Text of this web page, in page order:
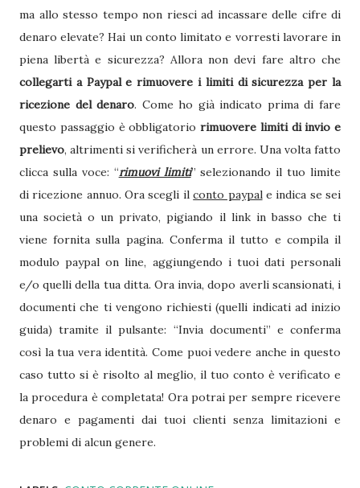
ma allo stesso tempo non riesci ad incassare delle cifre di
denaro elevate? Hai un conto limitato e vorresti lavorare in
piena libertà e sicurezza? Allora non devi fare altro che
collegarti a Paypal e rimuovere i limiti di sicurezza per la
ricezione del denaro. Come ho già indicato prima di fare
questo passaggio è obbligatorio rimuovere limiti di invio e
prelievo, altrimenti si verificherà un errore. Una volta fatto
clicca sulla voce: “rimuovi limiti” selezionando il tuo limite
di ricezione annuo. Ora scegli ilconto paypale indica se sei
una società o un privato, pigiando il link in basso che ti
viene fornita sulla pagina. Conferma il tutto e compila il
modulo paypal on line, aggiungendo i tuoi dati personali
e/o quelli della tua ditta. Ora invia, dopo averli scansionati, i
documenti che ti vengono richiesti (quelli indicati ad inizio
guida) tramite il pulsante: “Invia documenti” e conferma
così la tua vera identità. Come puoi vedere anche in questo
caso tutto si è risolto al meglio, il tuo conto è verificato e
la procedura è completata! Ora potrai per sempre ricevere
denaro e pagamenti dai tuoi clienti senza limitazioni e
problemi di alcun genere.